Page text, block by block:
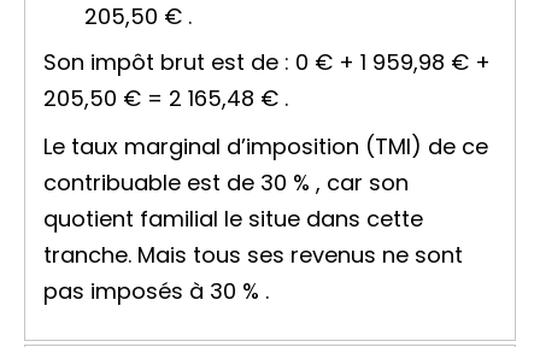
205,50 € .
Son impôt brut est de : 0 € + 1 959,98 € +
205,50 € = 2 165,48 € .
Le taux marginal d’imposition (TMI) de ce
contribuable est de 30 % , car son
quotient familial le situe dans cette
tranche. Mais tous ses revenus ne sont
pas imposés à 30 % .